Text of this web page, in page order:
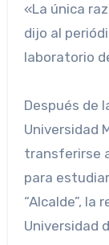
«La única
dijo al
laboratorio
Después de
Universidad
transferirse
para
“Alcalde”, la
Universidad